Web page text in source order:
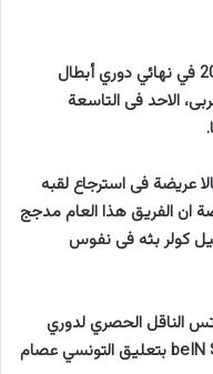
موعد مباراة الأهلي والوداد الأحد 4-6-2023 في نهائي دوري أبطال
الاحد فى التاسعة
عريضة فى استرجاع لقبه
ان الفريق هذا العام مدجج
كولر بثه فى نفوس
الناقل الحصري لدوري
أبطال أفريقيا، وتحديدا قناة beIN Sports HD 4 بتعليق التونسي عصام